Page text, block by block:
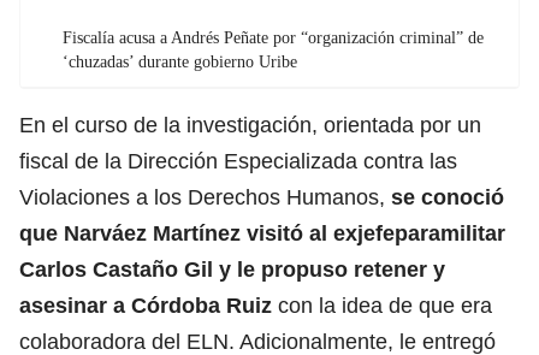
Fiscalía acusa a Andrés Peñate por “organización criminal” de
‘chuzadas’ durante gobierno Uribe
En el curso de la investigación, orientada por un
fiscal de la Dirección Especializada contra las
Violaciones a los Derechos Humanos, se conoció
que Narváez Martínez visitó al exjefeparamilitar
Carlos Castaño Gil y le propuso retener y
asesinar a Córdoba Ruiz con la idea de que era
colaboradora del ELN. Adicionalmente, le entregó